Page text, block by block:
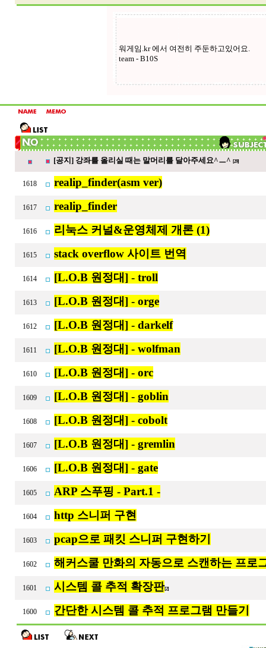
[공지] 강좌를 올리실 때는 말머리를 달아주세요^ㅡ^ [29]
1618 realip_finder(asm ver)
1617 realip_finder
1616 리눅스 커널&운영체제 개론 (1)
1615 stack overflow 사이트 번역
1614 [L.O.B 원정대] - troll
1613 [L.O.B 원정대] - orge
1612 [L.O.B 원정대] - darkelf
1611 [L.O.B 원정대] - wolfman
1610 [L.O.B 원정대] - orc
1609 [L.O.B 원정대] - goblin
1608 [L.O.B 원정대] - cobolt
1607 [L.O.B 원정대] - gremlin
1606 [L.O.B 원정대] - gate
1605 ARP 스푸핑 - Part.1 -
1604 http 스니퍼 구현
1603 pcap으로 패킷 스니퍼 구현하기
1602 해커스쿨 만화의 자동으로 스캔하는 프로
1601 시스템 콜 추적 확장판[2]
1600 간단한 시스템 콜 추적 프로그램 만들기